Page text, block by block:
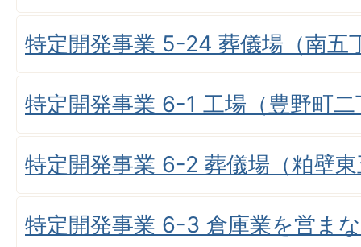
特定開発事業 5-24 葬儀場（南五
特定開発事業 6-1 工場（豊野町二
特定開発事業 6-2 葬儀場（粕壁
特定開発事業 6-3 倉庫業を営ま